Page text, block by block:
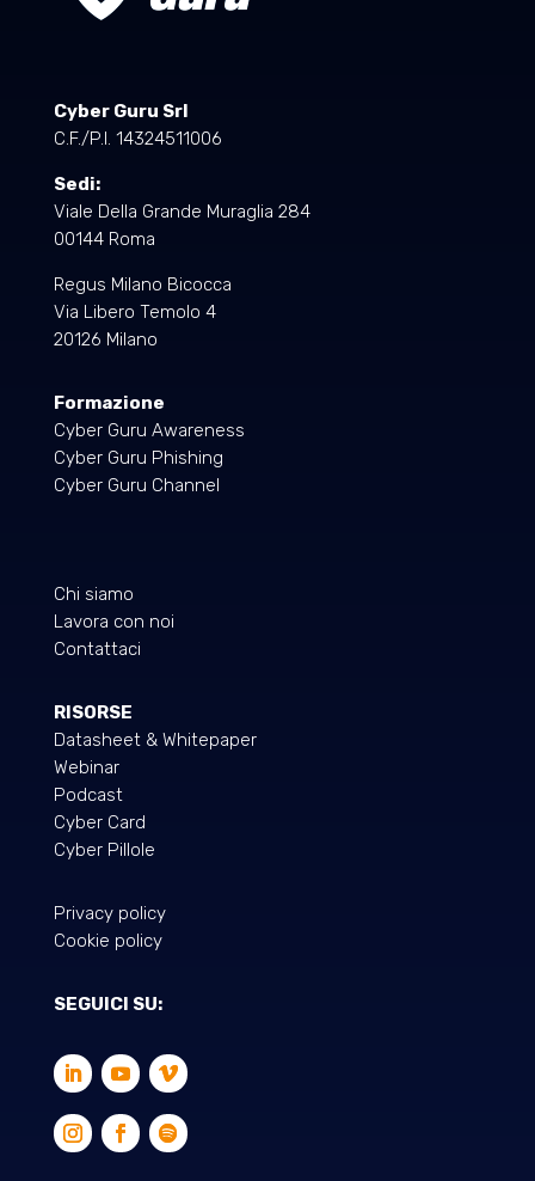
Cyber Guru Srl
C.F./P.I. 14324511006
Sedi:
Viale Della Grande Muraglia 284
00144 Roma
Regus Milano Bicocca
Via Libero Temolo 4
20126 Milano
Formazione
Cyber Guru Awareness
Cyber Guru Phishing
Cyber Guru Channel
Chi siamo
Lavora con noi
Contattaci
RISORSE
Datasheet & Whitepaper
Webinar
Podcast
Cyber Card
Cyber Pillole
Privacy policy
Cookie policy
SEGUICI SU: